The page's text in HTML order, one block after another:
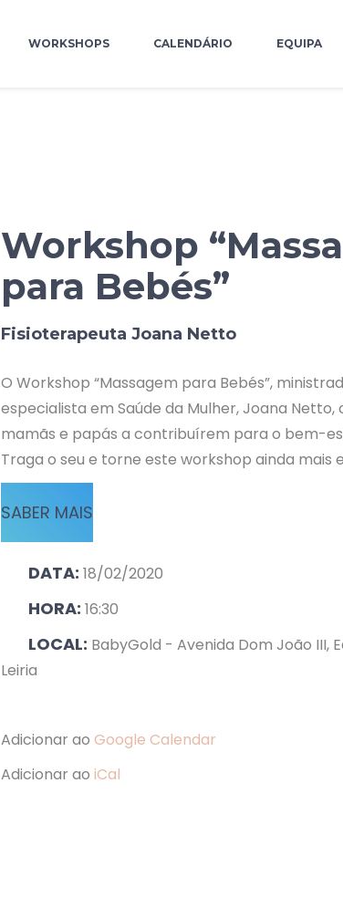
WORKSHOPS CALENDÁRIO EQUIPA
Workshop
para Bebés”
Fisioterapeuta Joana Netto
O Workshop “Massagem para Bebés”,
especialista em Saúde da Mulher, Joana
mamãs e papás a contribuírem para o bem-
Traga o seu e torne este workshop ainda mais
SABER MAIS
DATA: 18/02/2020
HORA: 16:30
LOCAL: BabyGold - Avenida Dom João III,
Leiria
Adicionar ao Google Calendar
Adicionar ao iCal